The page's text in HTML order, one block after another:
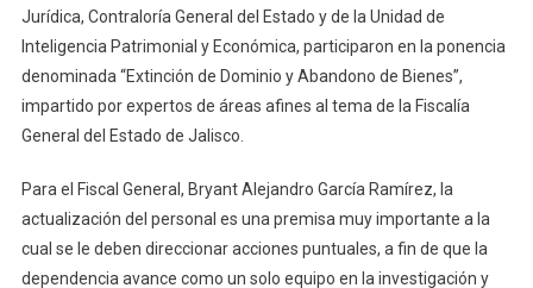
Jurídica, Contraloría General del Estado y de la Unidad de
Inteligencia Patrimonial y Económica, participaron en la ponencia
denominada “Extinción de Dominio y Abandono de Bienes”,
impartido por expertos de áreas afines al tema de la Fiscalía
General del Estado de Jalisco.
Para el Fiscal General, Bryant Alejandro García Ramírez, la
actualización del personal es una premisa muy importante a la
cual se le deben direccionar acciones puntuales, a fin de que la
dependencia avance como un solo equipo en la investigación y